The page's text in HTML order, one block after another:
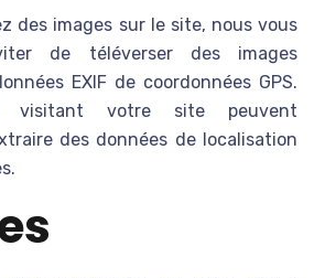
des images sur le site, nous vous
de téléverser des images
EXIF de coordonnées GPS.
visitant votre site peuvent
des données de localisation